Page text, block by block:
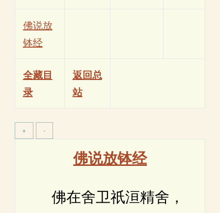
佛说放
钵经
全藏目
录
返回总
站
佛说放钵经
佛在舍卫祇洹精舍，